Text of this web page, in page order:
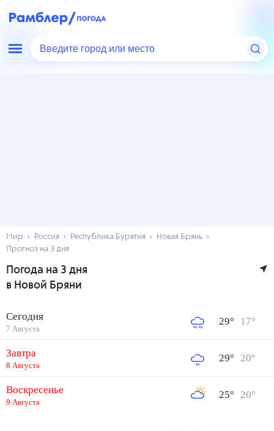
Введите город или место
Мир Россия Республика Бурятия
Новая Брянь
Прогноз на 3 дня
Погода на 3 дня
в Новой Бряни
Сегодня
7 Августа
29° 17°
Завтра
8 Августа
29° 20°
Воскресенье
9 Августа
25° 20°